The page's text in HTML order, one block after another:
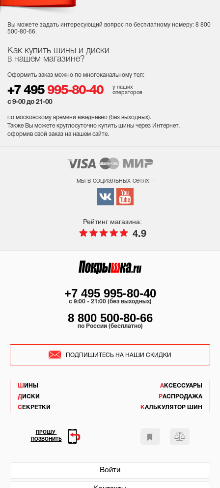
Как купить шины и диски
в нашем магазине?
Оформить заказ можно по многоканальному тел:
+7 495 995-80-40
у наших
операторов
с 9-00 до 21-00
по московскому времени ежедневно (без выходных).
Также Вы можете круглосуточно купить шины через Интернет,
оформив свой заказ на нашем сайте.
Вы можете задать интересующий вопрос по бесплатному номеру: 8 800
500-80-66.
мы в социальных сетях –
Рейтинг магазина:
4.9
ШИНЫ
ДИСКИ
СЕКРЕТКИ
АКСЕССУАРЫ
РАСПРОДАЖА
КАЛЬКУЛЯТОР ШИН
Войти
+7 495 995-80-40
c 9:00 - 21:00 (без выходных)
8 800 500-80-66
по России (бесплатно)
ПОДПИШИТЕСЬ НА НАШИ СКИДКИ
ПРОШУ
ПОЗВОНИТЬ